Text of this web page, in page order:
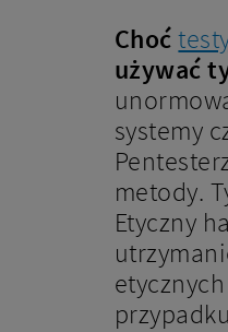
Choć
używać
systemy
metody.
Etyczny